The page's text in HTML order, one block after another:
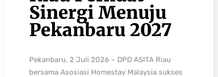
Sinergi Menuju
Pekanbaru 2027
Pekanbaru, 2 Juli 2026 – DPD ASITA Riau
bersama Asosiasi Homestay Malaysia sukses